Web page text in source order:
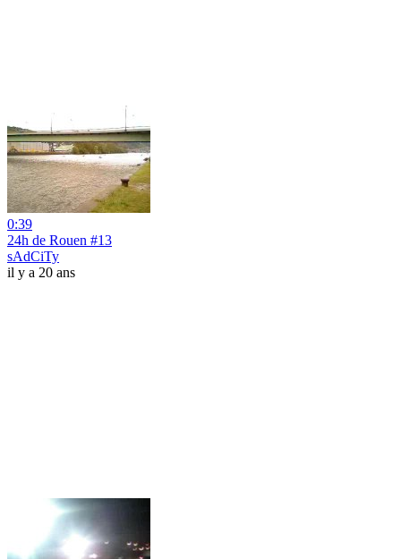
0:39
24h de Rouen #13
sAdCiTy
il y a 20 ans